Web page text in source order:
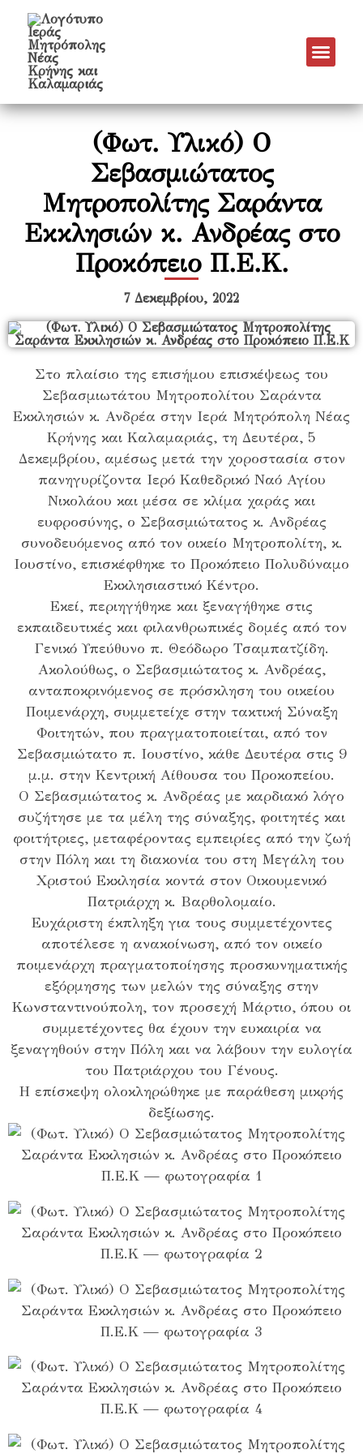
(Φωτ. Υλικό) Ο
Σεβασμιώτατος
Μητροπολίτης Σαράντα
Εκκλησιών κ. Ανδρέας στο
Προκόπειο Π.Ε.Κ.
7 Δεκεμβρίου, 2022
Στο πλαίσιο της επισήμου επισκέψεως του
Σεβασμιωτάτου Μητροπολίτου Σαράντα
Εκκλησιών κ. Ανδρέα στην Ιερά Μητρόπολη Νέας
Κρήνης και Καλαμαριάς, τη Δευτέρα, 5
Δεκεμβρίου, αμέσως μετά την χοροστασία στον
πανηγυρίζοντα Ιερό Καθεδρικό Ναό Αγίου
Νικολάου και μέσα σε κλίμα χαράς και
ευφροσύνης, ο Σεβασμιώτατος κ. Ανδρέας
συνοδευόμενος από τον οικείο Μητροπολίτη, κ.
Ιουστίνο, επισκέφθηκε το Προκόπειο Πολυδύναμο
Εκκλησιαστικό Κέντρο.
Εκεί, περιηγήθηκε και ξεναγήθηκε στις
εκπαιδευτικές και φιλανθρωπικές δομές από τον
Γενικό Υπεύθυνο π. Θεόδωρο Τσαμπατζίδη.
Aκολούθως, ο Σεβασμιώτατος κ. Ανδρέας,
ανταποκρινόμενος σε πρόσκληση του οικείου
Ποιμενάρχη, συμμετείχε στην τακτική Σύναξη
Φοιτητών, που πραγματοποιείται, από τον
Σεβασμιώτατο π. Ιουστίνο, κάθε Δευτέρα στις 9
μ.μ. στην Κεντρική Αίθουσα του Προκοπείου.
Ο Σεβασμιώτατος κ. Ανδρέας με καρδιακό λόγο
συζήτησε με τα μέλη της σύναξης, φοιτητές και
φοιτήτριες, μεταφέροντας εμπειρίες από την ζωή
στην Πόλη και τη διακονία του στη Μεγάλη του
Χριστού Εκκλησία κοντά στον Οικουμενικό
Πατριάρχη κ. Βαρθολομαίο.
Ευχάριστη έκπληξη για τους συμμετέχοντες
αποτέλεσε η ανακοίνωση, από τον οικείο
ποιμενάρχη πραγματοποίησης προσκυνηματικής
εξόρμησης των μελών της σύναξης στην
Κωνσταντινούπολη, τον προσεχή Μάρτιο, όπου οι
συμμετέχοντες θα έχουν την ευκαιρία να
ξεναγηθούν στην Πόλη και να λάβουν την ευλογία
του Πατριάρχου του Γένους.
Η επίσκεψη ολοκληρώθηκε με παράθεση μικρής
δεξίωσης.